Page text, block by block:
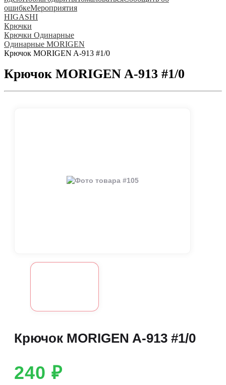
ошибкеМероприятия
HIGASHI
Крючки
Крючки Одинарные
Одинарные MORIGEN
Крючок MORIGEN A-913 #1/0
Крючок MORIGEN A-913 #1/0
Крючок MORIGEN A-913 #1/0
240 ₽